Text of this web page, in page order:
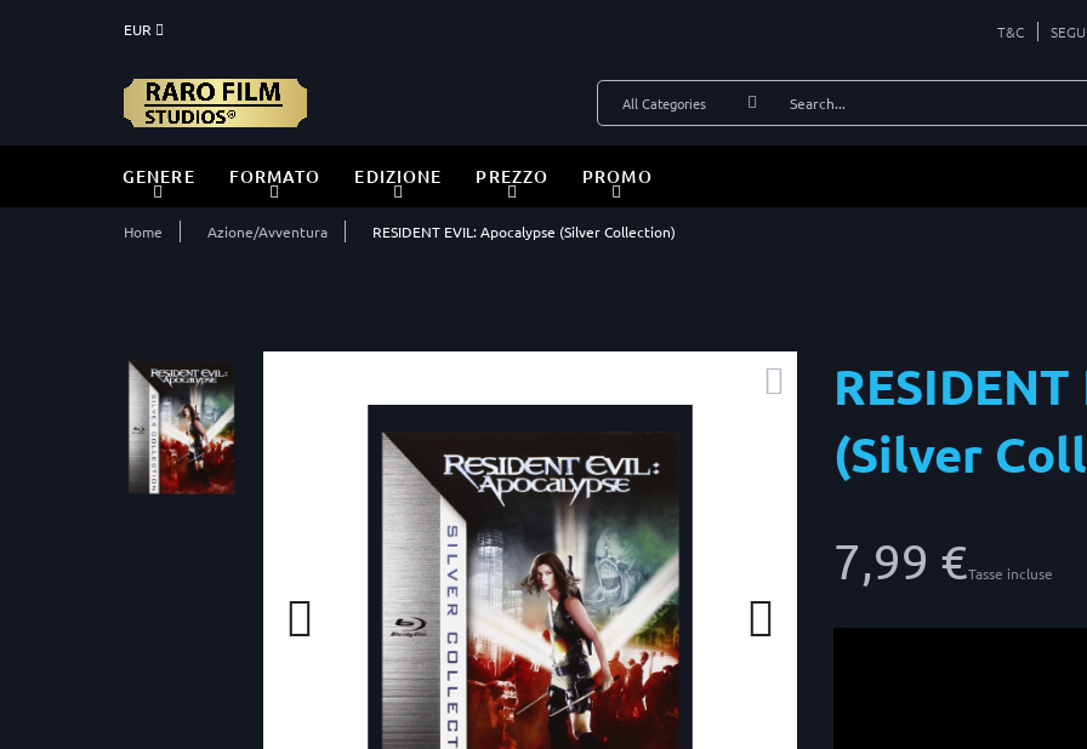
EUR T&C
GENERE FORMATO EDIZIONE PREZZO PROMO
Home Azione/Avventura RESIDENT EVIL: Apocalypse (Silver Collection)
(Silver
7,99 €Tasse incluse